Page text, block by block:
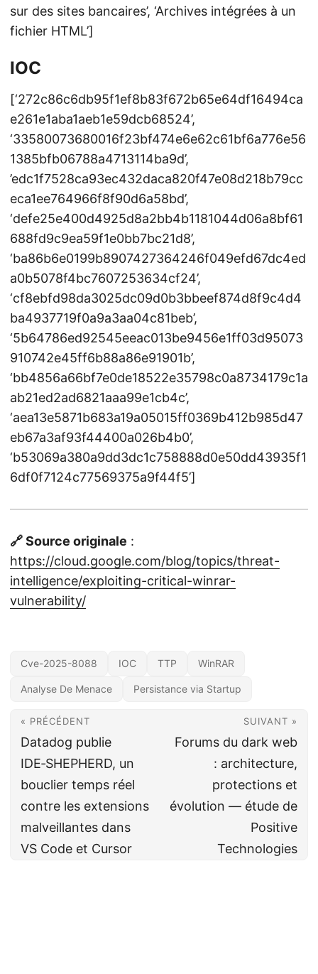
sur des sites bancaires’, ‘Archives intégrées à un
fichier HTML’]
IOC
[‘272c86c6db95f1ef8b83f672b65e64df16494ca
e261e1aba1aeb1e59dcb68524’,
‘33580073680016f23bf474e6e62c61bf6a776e56
1385bfb06788a4713114ba9d’,
’edc1f7528ca93ec432daca820f47e08d218b79cc
eca1ee764966f8f90d6a58bd’,
‘defe25e400d4925d8a2bb4b1181044d06a8bf61
688fd9c9ea59f1e0bb7bc21d8’,
‘ba86b6e0199b8907427364246f049efd67dc4ed
a0b5078f4bc7607253634cf24’,
‘cf8ebfd98da3025dc09d0b3bbeef874d8f9c4d4
ba4937719f0a9a3aa04c81beb’,
‘5b64786ed92545eeac013be9456e1ff03d95073
910742e45ff6b88a86e91901b’,
‘bb4856a66bf7e0de18522e35798c0a8734179c1a
ab21ed2ad6821aaa99e1cb4c’,
‘aea13e5871b683a19a05015ff0369b412b985d47
eb67a3af93f44400a026b4b0’,
‘b53069a380a9dd3dc1c758888d0e50dd43935f1
6df0f7124c77569375a9f44f5’]
🔗 Source originale :
https://cloud.google.com/blog/topics/threat-
intelligence/exploiting-critical-winrar-
vulnerability/
Cve-2025-8088 IOC TTP WinRAR
Analyse De Menace Persistance via Startup
« PRÉCÉDENT
Datadog publie
IDE‑SHEPHERD, un
bouclier temps réel
contre les extensions
malveillantes dans
VS Code et Cursor
SUIVANT »
Forums du dark web
: architecture,
protections et
évolution — étude de
Positive
Technologies